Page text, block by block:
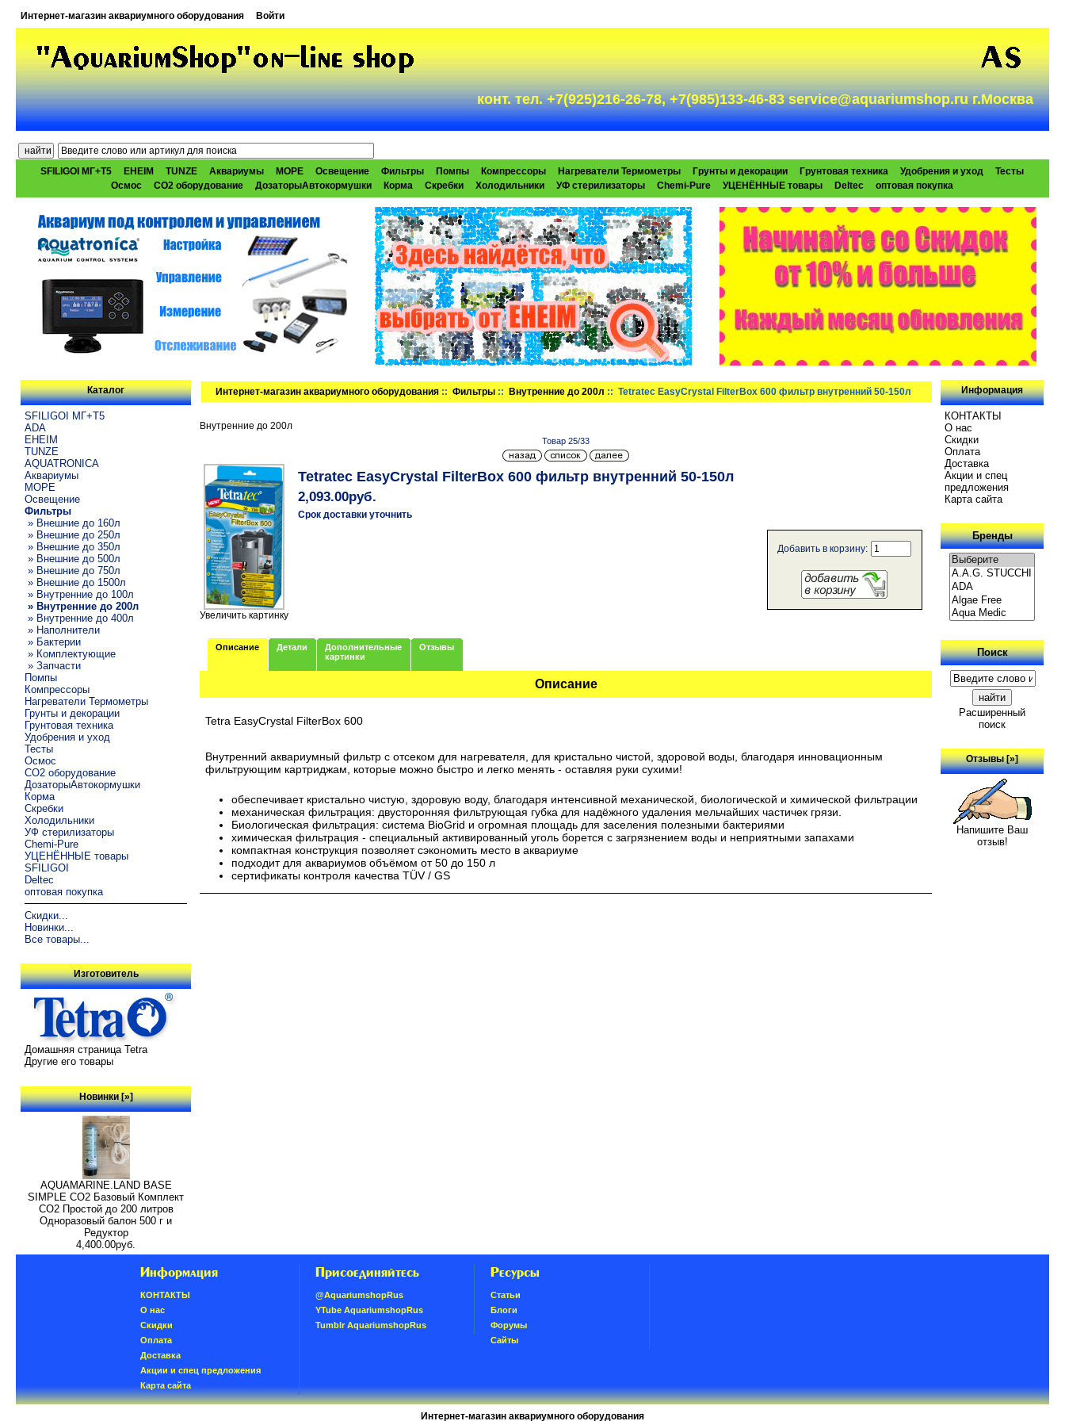
Интернет-магазин аквариумного оборудования Войти
конт. тел. +7(925)216-26-78, +7(985)133-46-83 service@aquariumshop.ru г.Москва
SFILIGOI МГ+Т5 EHEIM TUNZE Аквариумы МОРЕ Освещение Фильтры Помпы Компрессоры Нагреватели Термометры Грунты и декорации Грунтовая техника Удобрения и уход
Тесты
Осмос
CO2 оборудование ДозаторыАвтокормушки Корма Скребки Холодильники УФ стерилизаторы Chemi-Pure УЦЕНЁННЫЕ товары Deltec оптовая покупка
Каталог
SFILIGOI МГ+Т5
ADA
EHEIM
TUNZE
AQUATRONICA
Аквариумы
МОРЕ
Освещение
Фильтры
» Внешние до 160л
» Внешние до 250л
» Внешние до 350л
» Внешние до 500л
» Внешние до 750л
» Внешние до 1500л
» Внутренние до 100л
» Внутренние до 200л
» Внутренние до 400л
» Наполнители
» Бактерии
» Комплектующие
» Запчасти
Помпы
Компрессоры
Нагреватели Термометры
Грунты и декорации
Грунтовая техника
Удобрения и уход
Тесты
Осмос
CO2 оборудование
ДозаторыАвтокормушки
Корма
Скребки
Холодильники
УФ стерилизаторы
Chemi-Pure
УЦЕНЁННЫЕ товары
SFILIGOI
Deltec
оптовая покупка
Скидки...
Новинки...
Все товары...
Изготовитель
Домашняя страница Tetra
Другие его товары
Новинки [»]
AQUAMARINE.LAND BASE
SIMPLE СО2 Базовый Комплект
СО2 Простой до 200 литров
Одноразовый балон 500 г и
Редуктор
4,400.00руб.
Интернет-магазин аквариумного оборудования ::Фильтры :: Внутренние до 200л :: Tetratec EasyCrystal FilterBox 600 фильтр внутренний 50-150л
Внутренние до 200л
Товар 25/33
Увеличить картинку
Tetratec EasyCrystal FilterBox 600 фильтр внутренний 50-150л
2,093.00руб.
Срок доставки уточнить
Добавить в корзину:
Описание Детали
Дополнительные
картинки
Отзывы
Описание
Tetra EasyCrystal FilterBox 600
Внутренний аквариумный фильтр с отсеком для нагревателя, для кристально чистой, здоровой воды, благодаря инновационным
фильтрующим картриджам, которые можно быстро и легко менять - оставляя руки сухими!
обеспечивает кристально чистую, здоровую воду, благодаря интенсивной механической, биологической и химической фильтрации
механическая фильтрация: двусторонняя фильтрующая губка для надёжного удаления мельчайших частичек грязи.
Биологическая фильтрация: система BioGrid и огромная площадь для заселения полезными бактериями
химическая фильтрация - специальный активированный уголь борется с загрязнением воды и неприятными запахами
компактная конструкция позволяет сэкономить место в аквариуме
подходит для аквариумов объёмом от 50 до 150 л
сертификаты контроля качества TÜV / GS
Информация
КОНТАКТЫ
О нас
Скидки
Oплатa
Доставка
Акции и спец
предложения
Карта сайта
Бренды
Поиск
Расширенный
поиск
Отзывы [»]
Напишите Ваш
отзыв!
Информация
КОНТАКТЫ
О нас
Скидки
Oплатa
Доставка
Акции и спец предложения
Карта сайта
Присоединяйтесь
@AquariumshopRus
YTube AquariumshopRus
Tumblr AquariumshopRus
Ресурсы
Статьи
Блоги
Форумы
Сайты
Интернет-магазин аквариумного оборудования